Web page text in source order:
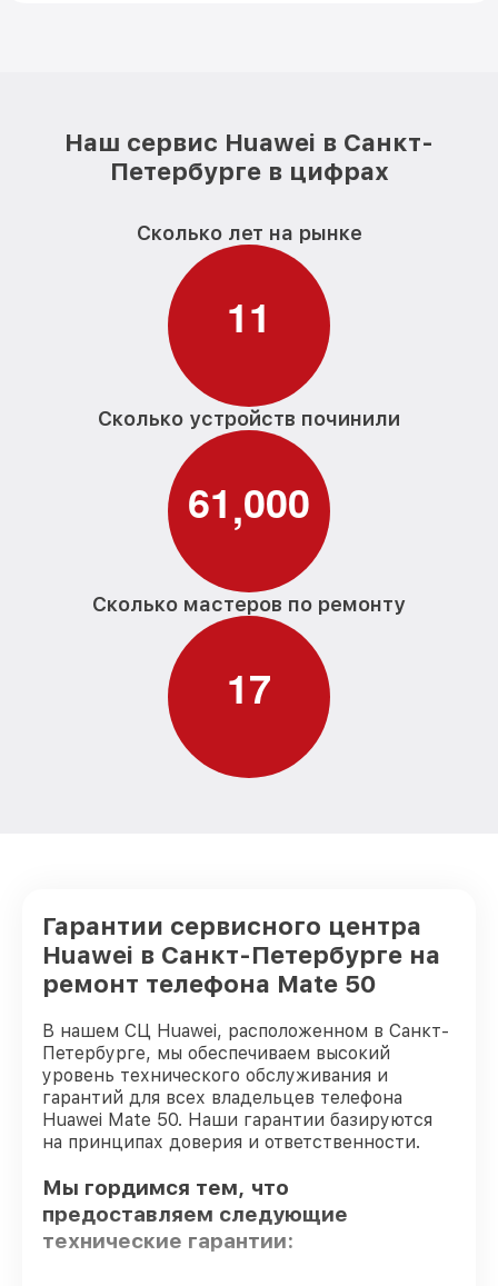
Наш сервис Huawei в Санкт-
Петербурге в цифрах
Сколько лет на рынке
11
Сколько устройств починили
61,000
Сколько мастеров по ремонту
17
Гарантии сервисного центра
Huawei в Санкт-Петербурге на
ремонт телефона Mate 50
В нашем СЦ Huawei, расположенном в Санкт-
Петербурге, мы обеспечиваем высокий
уровень технического обслуживания и
гарантий для всех владельцев телефона
Huawei Mate 50. Наши гарантии базируются
на принципах доверия и ответственности.
Мы гордимся тем, что
предоставляем следующие
технические гарантии: